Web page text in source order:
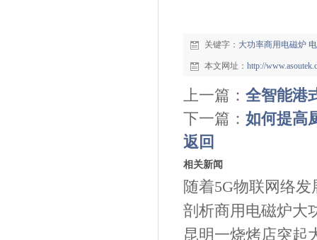
关键字： 大功率商用电磁炉
本文网址： http://
上一篇： 全智能港
下一篇： 如何提高
返回
相关新闻
随着5G物联网络
剖析商用电磁炉大
昆明一烧烤店突起